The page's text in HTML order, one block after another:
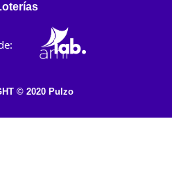
© 2020 Pulzo